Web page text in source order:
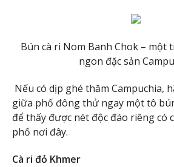
Bún cà ri Nom Banh Chok – một
ngon đặc sản
Nếu có dịp ghé thăm Campuchia,
giữa phố đông thử ngay một tô
để thấy được nét độc đáo riêng có
phố nơi đây.
Cà ri đỏ Khmer